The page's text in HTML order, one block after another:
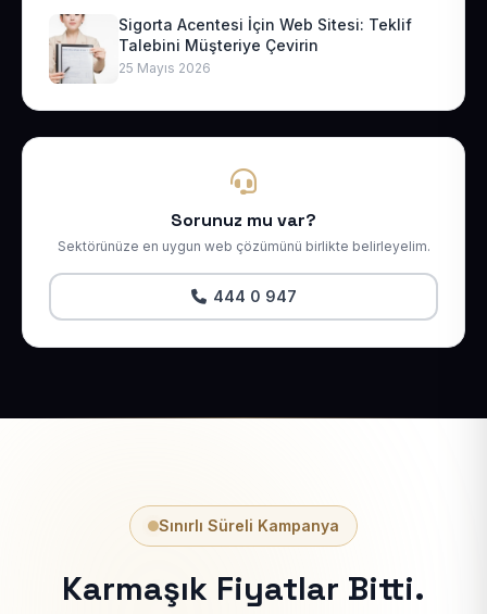
Sigorta Acentesi İçin Web Sitesi: Teklif
Talebini Müşteriye Çevirin
25 Mayıs 2026
Sorunuz mu var?
Sektörünüze en uygun web çözümünü birlikte belirleyelim.
444 0 947
Sınırlı Süreli Kampanya
Karmaşık Fiyatlar Bitti.